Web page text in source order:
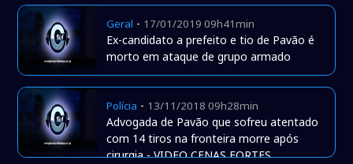
Geral - 17/01/2019 09h41min
Ex-candidato a prefeito e tio de Pavão é
morto em ataque de grupo armado
Polícia - 13/11/2018 09h28min
Advogada de Pavão que sofreu atentado
com 14 tiros na fronteira morre após
cirurgia - VIDEO CENAS FORTES